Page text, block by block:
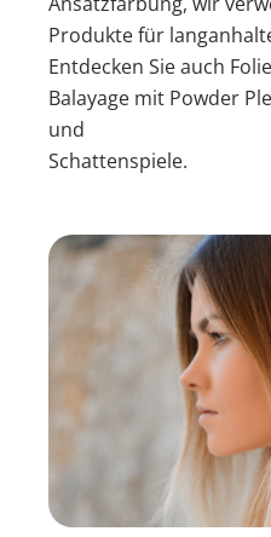
Produkte für
Entdecken Sie auch
Balayage mit Powder
und
Schattenspiele.